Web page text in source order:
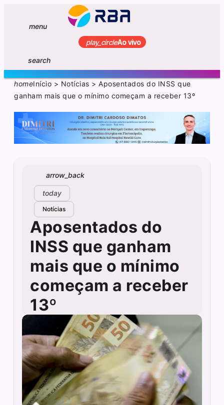
menu
play_circleAo vivo
search
homeInício > Notícias >Aposentados do INSS que
ganham mais que o mínimo começam a receber 13º
arrow_back
today
Notícias
Aposentados do
INSS que ganham
mais que o mínimo
começam a receber
13º